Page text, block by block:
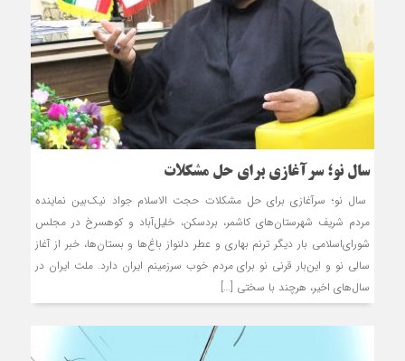
سال نو؛ سرآغازی برای حل مشکلات
سال نو؛ سرآغازی برای حل مشکلات حجت الاسلام جواد نیک‌بین نماینده
مردم شریف شهرستان‌های کاشمر، بردسکن، خلیل‌آباد و کوهسرخ در مجلس
شورای‌اسلامی بار دیگر ترنم بهاری و عطر دلنواز باغ‌ها و بستان‌ها، خبر از آغاز
سالی نو و این‌بار قرنی نو برای مردم خوب سرزمینم ایران دارد. ملت ایران در
سال‌های اخیر، هرچند با سختی […]